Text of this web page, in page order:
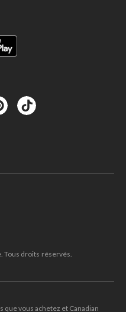
Tous droits réservés.
vous achetez et Canadian